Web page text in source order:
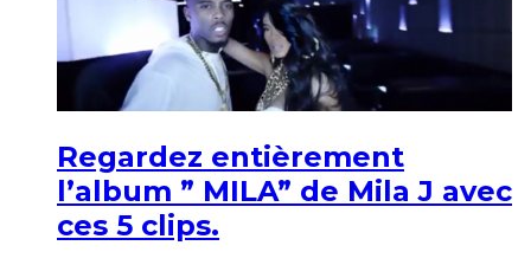
Regardez entièrement
l’album ” MILA” de Mila J avec
ces 5 clips.